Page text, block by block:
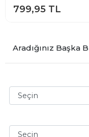
799,95 TL
Aradığınız Başka